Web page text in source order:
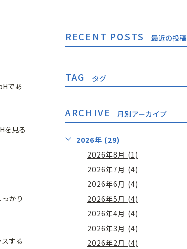
であ
を見る
かり
する
RECENT POSTS 最近の投稿
TAG タグ
ARCHIVE 月別アーカイブ
2026年 (29)
2026年8月 (1)
2026年7月 (4)
2026年6月 (4)
2026年5月 (4)
2026年4月 (4)
2026年3月 (4)
2026年2月 (4)